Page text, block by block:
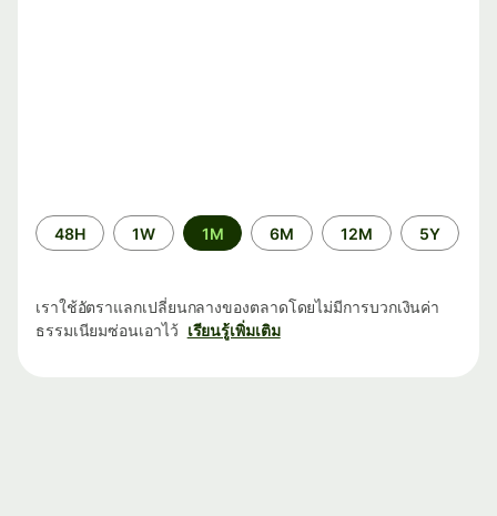
ระยะ
เวลา
48H 1W 1M 6M 12M 5Y
เราใช้อัตราแลกเปลี่ยนกลางของตลาดโดยไม่มีการบวกเงินค่า
ธรรมเนียมซ่อนเอาไว้ เรียนรู้เพิ่มเติม